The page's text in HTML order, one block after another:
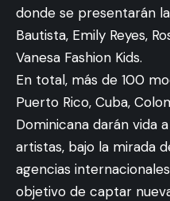
donde se presentarán
Bautista, Emily Reyes,
Vanesa Fashion Kids.
En total, más de 100
Puerto Rico, Cuba,
Dominicana darán vida
artistas, bajo la mirada
agencias
objetivo de captar